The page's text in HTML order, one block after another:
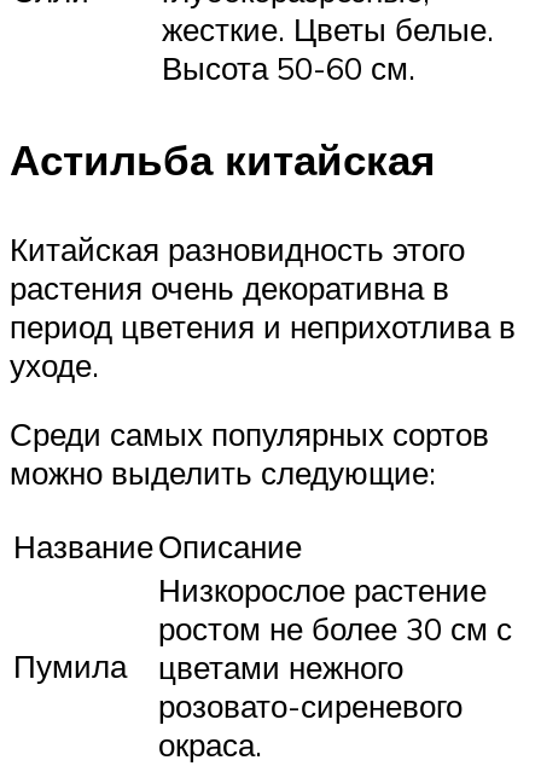
жесткие. Цветы белые.
Высота 50-60 см.
Астильба китайская
Китайская разновидность этого
растения очень декоративна в
период цветения и неприхотлива в
уходе.
Среди самых популярных сортов
можно выделить следующие:
НазваниеОписание
Пумила
Низкорослое растение
ростом не более 30 см с
цветами нежного
розовато-сиреневого
окраса.